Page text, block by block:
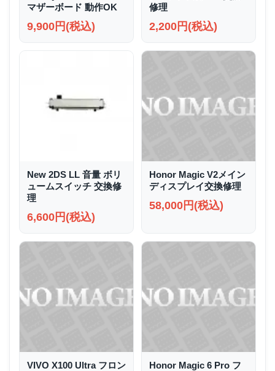
マザーボード 動作OK
9,900円(税込)
修理
2,200円(税込)
New 2DS LL 音量 ボリ
ュームスイッチ 交換修
理
6,600円(税込)
Honor Magic V2メイン
ディスプレイ交換修理
58,000円(税込)
VIVO X100 Ultra フロン
Honor Magic 6 Pro フ